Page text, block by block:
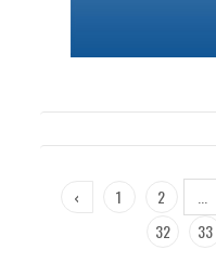
‹ 1 2 ...
32
33